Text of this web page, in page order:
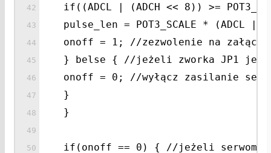
if((ADCL | (ADCH << 8)) >=
pulse_len = POT3_SCALE * (ADCL
onoff = 1; //zezwolenie na
} belse { //jeżeli zworka JP1 jest
onoff = 0; //wyłącz zasilanie
}
}
if(onoff == 0) { //jeżeli